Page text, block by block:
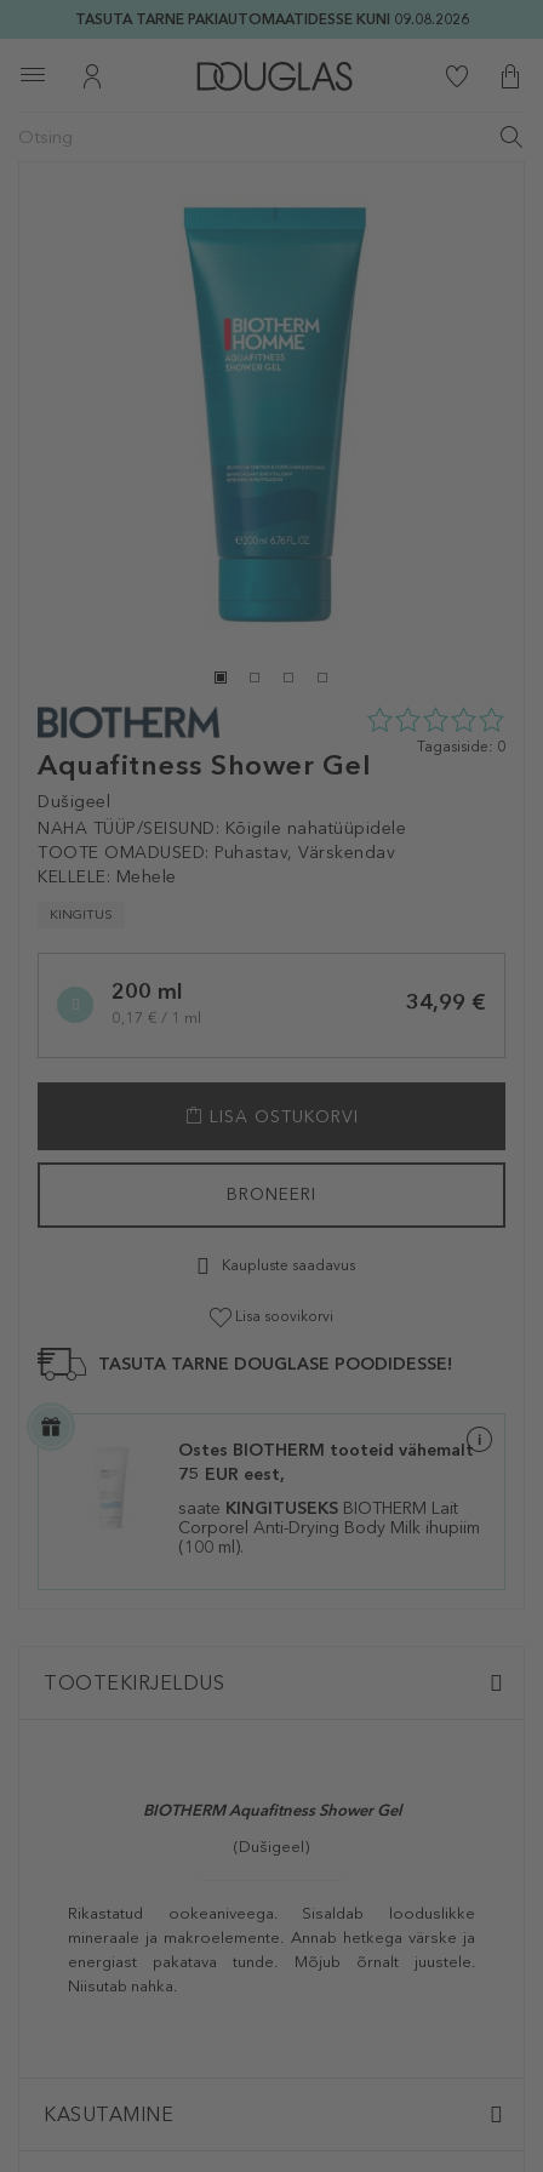
TASUTA TARNE PAKIAUTOMAATIDESSE KUNI 09.08.2026
Aquafitness Shower Gel
Dušigeel
NAHA TÜÜP/SEISUND: Kõigile nahatüüpidele
TOOTE OMADUSED: Puhastav, Värskendav
KELLELE: Mehele
KINGITUS
0
Tagasiside: 0
variation200 ml
0,17 € / 1 ml
34,99 €
LISA OSTUKORVI
BRONEERI
Kaupluste saadavus
Lisa soovikorvi
TASUTA TARNE DOUGLASE POODIDESSE!
Ostes BIOTHERM tooteid vähemalt
75 EUR eest,
saate KINGITUSEKS BIOTHERM Lait
Corporel Anti-Drying Body Milk ihupiim
(100 ml).
TOOTEKIRJELDUS
BIOTHERM Aquafitness Shower Gel
(Dušigeel)
Rikastatud ookeaniveega. Sisaldab looduslikke
mineraale ja makroelemente. Annab hetkega värske ja
energiast pakatava tunde. Mõjub õrnalt juustele.
Niisutab nahka.
KASUTAMINE